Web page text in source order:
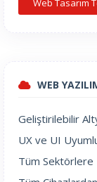
Web Tasarım
WEB
Geliştirilebilir
UX ve UI
Tüm Sektörlere